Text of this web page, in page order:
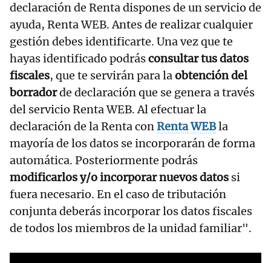
declaración de Renta dispones de un servicio de
ayuda, Renta WEB. Antes de realizar cualquier
gestión debes identificarte. Una vez que te
hayas identificado podrásconsultar tus datos
fiscales, que te servirán para laobtención del
borradorde declaración que se genera a través
del servicio Renta WEB. Al efectuar la
declaración de la Renta conRenta WEBla
mayoría de los datos se incorporarán de forma
automática. Posteriormente podrás
modificarlos y/o incorporar nuevosdatos si
fuera necesario. En el caso de tributación
conjunta deberás incorporar los datos fiscales
de todos los miembros de la unidad familiar".